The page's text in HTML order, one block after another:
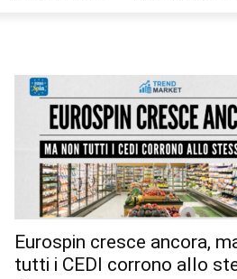
Eurospin cresce ancora,
tutti i CEDI corrono allo